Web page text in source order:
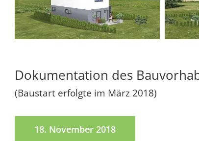
Dokumentation des
(Baustart erfolgte im März 2018)
18. November 2018